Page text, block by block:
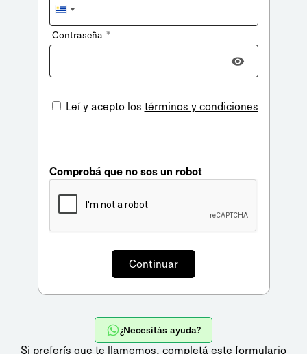
Uruguay
+598
Contraseña *
Leí y acepto los términos y condiciones
Comprobá que no sos un robot
¿Necesitás ayuda?
Si preferís que te llamemos, completá este formulario